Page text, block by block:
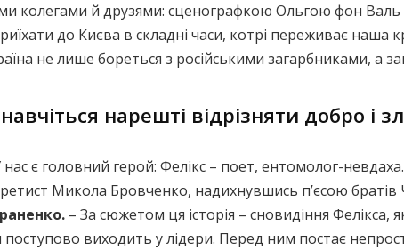
колегами й друзями: сценографкою Ольгою фон Валь
до Києва в складні часи, котрі переживає наша
не лише бореться з російськими загарбниками, а
нарешті відрізняти добро і
нас є головний герой: Фелікс – поет, ентомолог-
Микола Бровченко, надихнувшись п’єсою братів
– За сюжетом ця історія – сновидіння Фелікса,
поступово виходить у лідери. Перед ним постає